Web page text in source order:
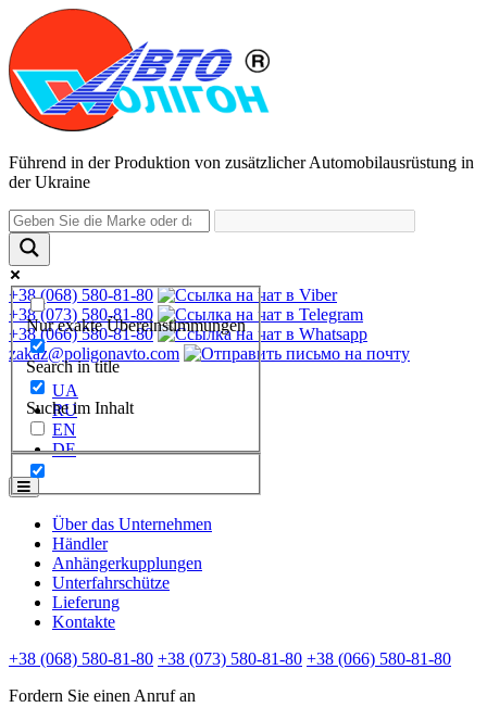
Führend in der Produktion von zusätzlicher Automobilausrüstung in
der Ukraine
Nur exakte Übereinstimmungen
Search in title
Suche im Inhalt
+38 (068) 580-81-80
+38 (073) 580-81-80
+38 (066) 580-81-80
zakaz@poligonavto.com
UA
RU
EN
DE
Über das Unternehmen
Händler
Anhängerkupplungen
Unterfahrschütze
Lieferung
Kontakte
+38 (068) 580-81-80 +38 (073) 580-81-80 +38 (066) 580-81-80
Fordern Sie einen Anruf an